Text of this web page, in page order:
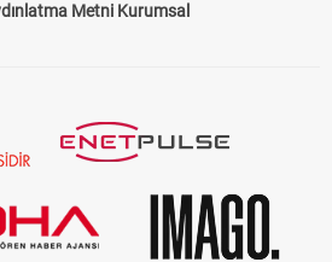
Metni Kurumsal